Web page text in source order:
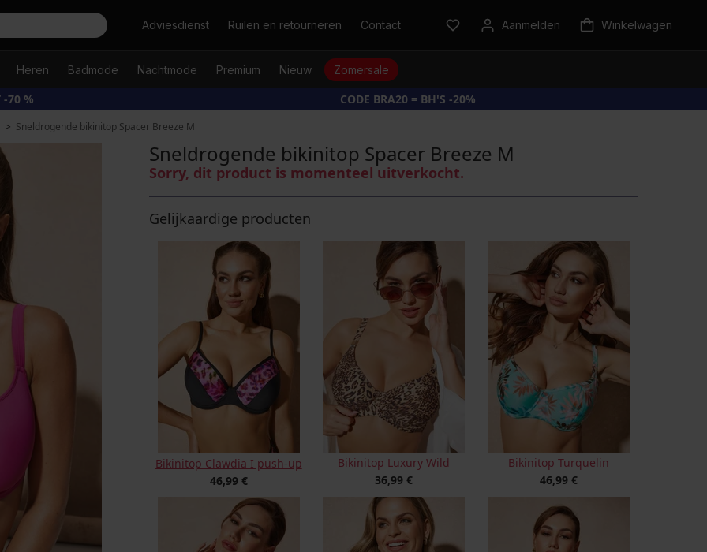
ZoekenAdviesdienst Ruilen en retourneren Contact Aanmelden Winkelwagen
Heren Badmode Nachtmode Premium Nieuw Zomersale
-70 % CODE BRA20 = BH'S -20%
Sneldrogende bikinitop Spacer Breeze M
Sneldrogende bikinitop Spacer Breeze M
Sorry, dit product is momenteel uitverkocht.
Gelijkaardige producten
Bikinitop Clawdia I push-up
46,99 €
Bikinitop Luxury Wild
36,99 €
Bikinitop Turquelin
46,99 €